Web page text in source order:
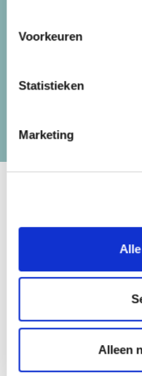
Voorkeuren
Statistieken
Marketing
Alleen
Deze cursus is
materiaal